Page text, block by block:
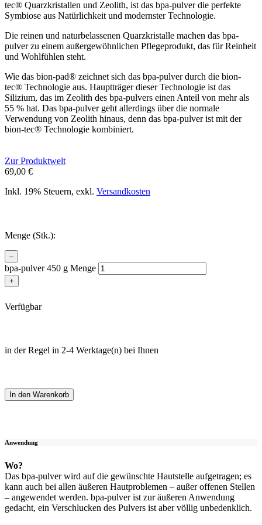
tec® Quarzkristallen und Zeolith, ist das bpa-pulver die perfekte
Symbiose aus Natürlichkeit und modernster Technologie.
Die reinen und naturbelassenen Quarzkristalle machen das bpa-
pulver zu einem außergewöhnlichen Pflegeprodukt, das für Reinheit
und Wohlfühlen steht.
Wie das bion-pad® zeichnet sich das bpa-pulver durch die bion-
tec® Technologie aus. Hauptträger dieser Technologie ist das
Silizium, das im Zeolith des bpa-pulvers einen Anteil von mehr als
55 % hat. Das bpa-pulver geht allerdings über die normale
Verwendung von Zeolith hinaus, denn das bpa-pulver ist mit der
bion-tec® Technologie kombiniert.
Zur Produktwelt
69,00 €
Inkl. 19% Steuern, exkl. Versandkosten
Menge (Stk.):
–
bpa-pulver 450 g Menge
+
Verfügbar
in der Regel in 2-4 Werktage(n) bei Ihnen
In den Warenkorb
Anwendung
Wo?
Das bpa-pulver wird auf die gewünschte Hautstelle aufgetragen; es
kann auch bei allen äußeren Hautproblemen – außer offenen Stellen
– angewendet werden. bpa-pulver ist zur äußeren Anwendung
gedacht, ein Verschlucken des Pulvers ist aber völlig unbedenklich.